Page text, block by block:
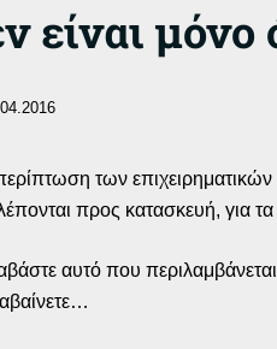
είναι
των
προς κατασκευή, για
αυτό που